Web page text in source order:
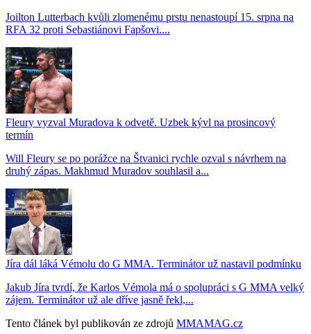
Joilton Lutterbach kvůli zlomenému prstu nenastoupí 15. srpna na
RFA 32 proti Sebastiánovi Fapšovi....
Fleury vyzval Muradova k odvetě. Uzbek kývl na prosincový
termín
Will Fleury se po porážce na Štvanici rychle ozval s návrhem na
druhý zápas. Makhmud Muradov souhlasil a...
Jíra dál láká Vémolu do G MMA. Terminátor už nastavil podmínku
Jakub Jíra tvrdí, že Karlos Vémola má o spolupráci s G MMA velký
zájem. Terminátor už ale dříve jasně řekl,...
Tento článek byl publikován ze zdrojů MMAMAG.cz